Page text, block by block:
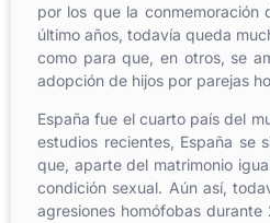
por los que la conmemoración
último años, todavía queda
como para que, en otros, se
adopción de hijos por parejas
España fue el cuarto país del
estudios recientes, España se
que, aparte del matrimonio
condición sexual. Aún así,
agresiones homófobas